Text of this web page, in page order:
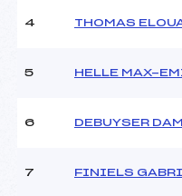
Style :
4 THOMAS
5 HELLE MAX-
6 DEBUYSER
7 FINIELS